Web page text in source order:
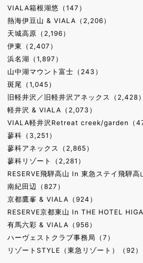
VIALA箱根湖悠（147）
熱海伊豆山 & VIALA（2,206）
天城高原（2,196）
伊東（2,407）
浜名湖（1,897）
山中湖マウント富士（243）
斑尾（1,045）
旧軽井沢／旧軽井沢アネックス（2,428）
軽井沢 & VIALA（2,073）
VIALA軽井沢Retreat creek/garden（
蓼科（3,251）
蓼科アネックス（2,865）
蓼科リゾート（2,281）
RESERVE飛騨高山 In 東急ステイ飛騨高
南紀田辺（827）
京都鷹峯 & VIALA（924）
RESERVE京都東山 In THE HOTEL
有馬六彩 & VIALA（956）
ハーヴェストクラブ事務局（7）
リゾートSTYLE（東急リゾート）（92）